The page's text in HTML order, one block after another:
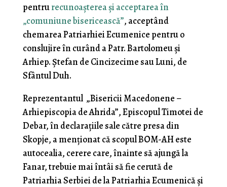
pentrurecunoașterea și acceptarea în
„comuniune bisericească”, acceptând
chemarea Patriarhiei Ecumenice pentru o
conslujire în curând a Patr. Bartolomeu și
Arhiep. Ștefan de Cincizecime sau Luni, de
Sfântul Duh.
Reprezentantul „Bisericii Macedonene –
Arhiepiscopia de Ahrida”, Episcopul Timotei de
Debar, în declarațiile sale către presa din
Skopje, a menționat că scopul BΟM-ΑH este
autocealia, cerere care, înainte să ajungă la
Fanar, trebuie mai întâi să fie cerută de
Patriarhia Serbiei de la Patriarhia Ecumenică și